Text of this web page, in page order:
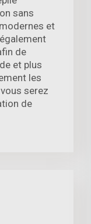
sans
et
de
et plus
les
serez
de